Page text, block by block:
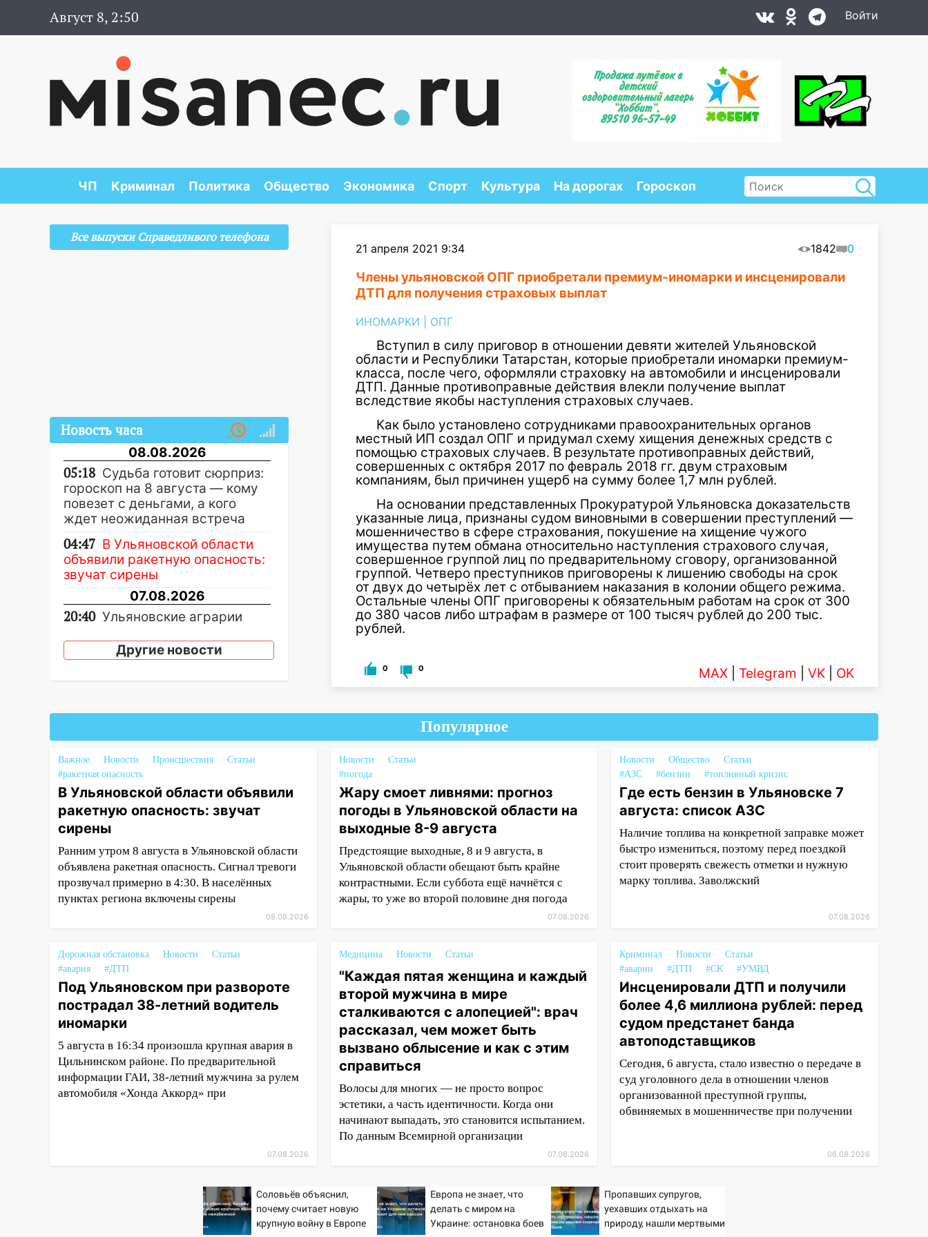
Август 8, 2:50 Войти
ЧП Криминал Политика Общество Экономика Спорт Культура На дорогах Гороскоп
21 апреля 2021 9:34 1842 0
Члены ульяновской ОПГ приобретали премиум-иномарки и инсценировали
ДТП для получения страховых выплат
ИНОМАРКИ ОПГ
Вступил в силу приговор в отношении девяти жителей Ульяновской
области и Республики Татарстан, которые приобретали иномарки премиум-
класса, после чего, оформляли страховку на автомобили и инсценировали
ДТП. Данные противоправные действия влекли получение выплат
вследствие якобы наступления страховых случаев.
Как было установлено сотрудниками правоохранительных органов
местный ИП создал ОПГ и придумал схему хищения денежных средств с
помощью страховых случаев. В результате противоправных действий,
совершенных с октября 2017 по февраль 2018 гг. двум страховым
компаниям, был причинен ущерб на сумму более 1,7 млн рублей.
На основании представленных Прокуратурой Ульяновска доказательств
указанные лица, признаны судом виновными в совершении преступлений —
мошенничество в сфере страхования, покушение на хищение чужого
имущества путем обмана относительно наступления страхового случая,
совершенное группой лиц по предварительному сговору, организованной
группой. Четверо преступников приговорены к лишению свободы на срок
от двух до четырёх лет с отбыванием наказания в колонии общего режима.
Остальные члены ОПГ приговорены к обязательным работам на срок от 300
до 380 часов либо штрафам в размере от 100 тысяч рублей до 200 тыс.
рублей.
0 0 MAX Telegram VK OK
Все выпуски Справедливого телефона
Новость часа
08.08.2026
05:18 Судьба готовит сюрприз:
гороскоп на 8 августа — кому
повезет с деньгами, а кого
ждет неожиданная встреча
04:47 В Ульяновской области
объявили ракетную опасность:
звучат сирены
07.08.2026
20:40 Ульяновские аграрии
отсрочкой платежа до декабря
приуроченное к празднованию
Федерации
19:30 Ульяновцев приглашают
поддержать «Симбирскую
чебурашку» на фестивале
«ФормАРТ»
18:11
Ульяновская область
стала пилотным регионом
проекта «Культурное
долголетие»
Ульяновской областной
больницы поступили шесть
новых аппаратов ИВЛ
16:51 В Чердаклинском районе
ремонтируют дороги, ставят
остановки и проводят новое
освещение
16:35 В Ульяновске установили
ещё девять бункеров для
крупногабаритного мусора
госуниверситете разработают
отечественный прибор для
Другие новости
Популярное
Важное Новости Происшествия
Статьи
#ракетная опасность
В Ульяновской области объявили
ракетную опасность: звучат
сирены
Ранним утром 8 августа в Ульяновской области
объявлена ракетная опасность. Сигнал тревоги
прозвучал примерно в 4:30. В населённых
пунктах региона включены сирены
08.08.2026
Новости
Статьи
#погода
Жару смоет ливнями: прогноз
погоды в Ульяновской области на
выходные 8-9 августа
Предстоящие выходные, 8 и 9 августа, в
Ульяновской области обещают быть крайне
контрастными. Если суббота ещё начнётся с
жары, то уже во второй половине дня погода
07.08.2026
Новости Общество
Статьи
#АЗС
#бензин #топливный кризис
Где есть бензин в Ульяновске 7
августа: список АЗС
Наличие топлива на конкретной заправке может
быстро измениться, поэтому перед поездкой
стоит проверять свежесть отметки и нужную
марку топлива. Заволжский
07.08.2026
Дорожная обстановка Новости
Статьи
#авария
#ДТП
Под Ульяновском при развороте
пострадал 38-летний водитель
иномарки
5 августа в 16:34 произошла крупная авария в
Цильнинском районе. По предварительной
информации ГАИ, 38-летний мужчина за рулем
автомобиля «Хонда Аккорд» при
07.08.2026
Медицина Новости Статьи
"Каждая пятая женщина и каждый
второй мужчина в мире
сталкиваются с алопецией": врач
рассказал, чем может быть
вызвано облысение и как с этим
справиться
Волосы для многих — не просто вопрос
эстетики, а часть идентичности. Когда они
начинают выпадать, это становится испытанием.
По данным Всемирной организации
07.08.2026
Криминал Новости
Статьи
#аварии
#ДТП #СК #УМВД
Инсценировали ДТП и получили
более 4,6 миллиона рублей: перед
судом предстанет банда
автоподставщиков
Сегодня, 6 августа, стало известно о передаче в
суд уголовного дела в отношении членов
организованной преступной группы,
обвиняемых в мошенничестве при получении
06.08.2026
Соловьёв объяснил,
почему считает новую
крупную войну в Европе
Европа не знает, что
делать с миром на
Украине: остановка боев
Пропавших супругов,
уехавших отдыхать на
природу, нашли мертвыми